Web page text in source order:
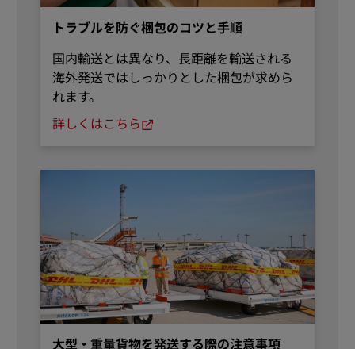
トラブルを防ぐ梱包のコツと手順
国内輸送とは異なり、長距離を輸送される
海外発送ではしっかりとした梱包が求めら
れます。
詳しくはこちら
大型・重量貨物を発送する際の注意事項